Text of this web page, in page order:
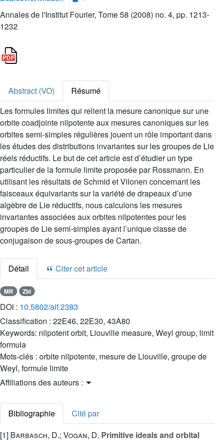
Annales de l'Institut Fourier, Tome 58 (2008) no. 4, pp. 1213-
1232
Abstract (VO)
Résumé
Les formules limites qui relient la mesure canonique sur une
orbite coadjointe nilpotente aux mesures canoniques sur les
orbites semi-simples régulières jouent un rôle important dans
les études des distributions invariantes sur les groupes de Lie
réels réductifs. Le but de cet article est d’étudier un type
particulier de la formule limite proposée par Rossmann. En
utilisant les résultats de Schmid et Vilonen concernant les
faisceaux équivariants sur la variété de drapeaux d’une
algèbre de Lie réductifs, nous calculons les mesures
invariantes associées aux orbites nilpotentes pour les
groupes de Lie semi-simples ayant l’unique classe de
conjugaison de sous-groupes de Cartan.
Détail Citer cet article
MR Zbl
DOI : 10.5802/aif.2383
Classification : 22E46, 22E30, 43A80
Keywords: nilpotent orbit, Liouville measure, Weyl group, limit
formula
Mots-clés : orbite nilpotente, mesure de Liouville, groupe de
Weyl, formule limite
Affiliations des auteurs :
Bibliographie
Cité par
[1] Barbasch, D.; Vogan, D. Primitive ideals and orbital